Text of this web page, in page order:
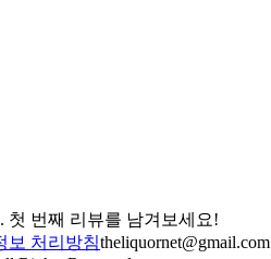
첫 번째 리뷰를 남겨보세요!
보 처리방침theliquornet@gmail.com